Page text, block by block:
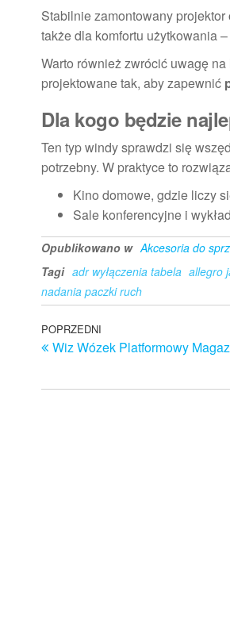
Stabilnie zamontowany
także dla komfortu użytkowania
Warto również zwrócić uwagę
projektowane tak, aby zapewnić
Dla kogo będzie
Ten typ windy sprawdzi się
potrzebny. W praktyce to
Kino domowe, gdzie liczy
Sale konferencyjne i
Opublikowano w Akcesoria do
Tagi adr wyłączenia tabela allegro
nadania paczki ruch
Nawigacja
wpisu
Poprzedni
wpis
POPRZEDNI
Wiz Wózek Platformowy